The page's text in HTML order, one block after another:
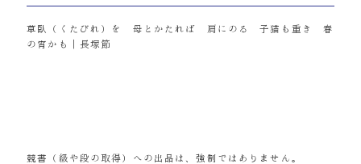
草臥（くたびれ）を 母とかたれば 肩にのる 子猫も重き 春
の宵かも｜長塚節
競書（級や段の取得）への出品は、強制ではありません。